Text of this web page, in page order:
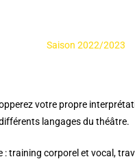
Saison 2022/2023
votre propre
langages du théâtre.
: training corporel et vocal,